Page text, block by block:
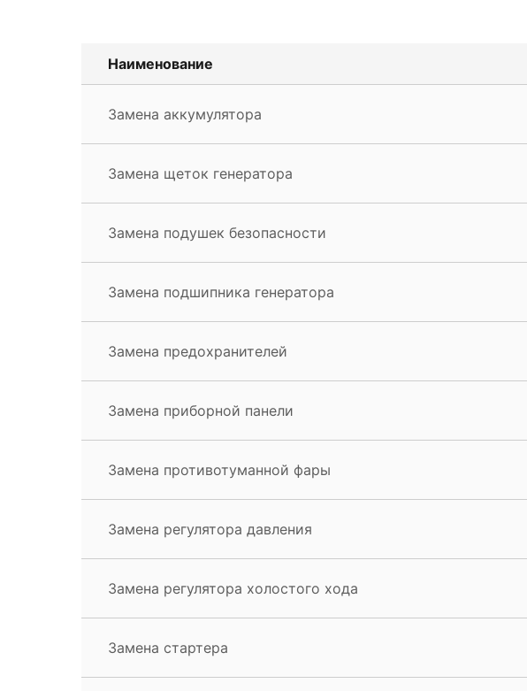
Наименование
Замена аккумулятора
Замена щеток генератора
Замена подушек безопасности
Замена подшипника генератора
Замена предохранителей
Замена приборной панели
Замена противотуманной фары
Замена регулятора давления
Замена регулятора холостого хода
Замена стартера